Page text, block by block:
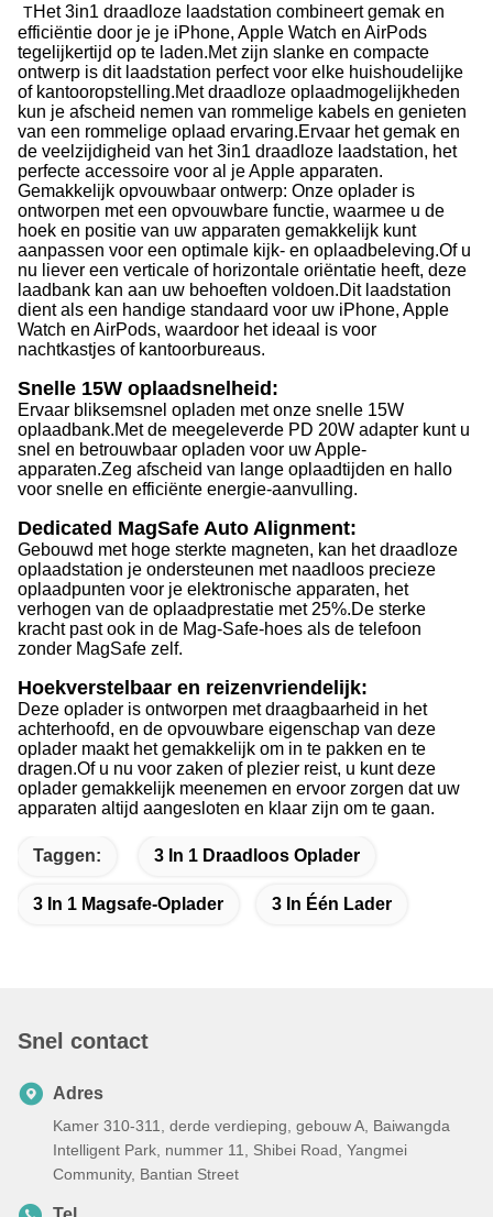
THet 3in1 draadloze laadstation combineert gemak en
efficiëntie door je je iPhone, Apple Watch en AirPods
tegelijkertijd op te laden.Met zijn slanke en compacte
ontwerp is dit laadstation perfect voor elke huishoudelijke
of kantooropstelling.Met draadloze oplaadmogelijkheden
kun je afscheid nemen van rommelige kabels en genieten
van een rommelige oplaad ervaring.Ervaar het gemak en
de veelzijdigheid van het 3in1 draadloze laadstation, het
perfecte accessoire voor al je Apple apparaten.
Gemakkelijk opvouwbaar ontwerp: Onze oplader is
ontworpen met een opvouwbare functie, waarmee u de
hoek en positie van uw apparaten gemakkelijk kunt
aanpassen voor een optimale kijk- en oplaadbeleving.Of u
nu liever een verticale of horizontale oriëntatie heeft, deze
laadbank kan aan uw behoeften voldoen.Dit laadstation
dient als een handige standaard voor uw iPhone, Apple
Watch en AirPods, waardoor het ideaal is voor
nachtkastjes of kantoorbureaus.
Snelle 15W oplaadsnelheid:
Ervaar bliksemsnel opladen met onze snelle 15W
oplaadbank.Met de meegeleverde PD 20W adapter kunt u
snel en betrouwbaar opladen voor uw Apple-
apparaten.Zeg afscheid van lange oplaadtijden en hallo
voor snelle en efficiënte energie-aanvulling.
Dedicated MagSafe Auto Alignment:
Gebouwd met hoge sterkte magneten, kan het draadloze
oplaadstation je ondersteunen met naadloos precieze
oplaadpunten voor je elektronische apparaten, het
verhogen van de oplaadprestatie met 25%.De sterke
kracht past ook in de Mag-Safe-hoes als de telefoon
zonder MagSafe zelf.
Hoekverstelbaar en reizenvriendelijk:
Deze oplader is ontworpen met draagbaarheid in het
achterhoofd, en de opvouwbare eigenschap van deze
oplader maakt het gemakkelijk om in te pakken en te
dragen.Of u nu voor zaken of plezier reist, u kunt deze
oplader gemakkelijk meenemen en ervoor zorgen dat uw
apparaten altijd aangesloten en klaar zijn om te gaan.
Taggen: 3 In 1 Draadloos Oplader
3 In 1 Magsafe-Oplader 3 In Één Lader
Snel contact
Adres
Kamer 310-311, derde verdieping, gebouw A, Baiwangda
Intelligent Park, nummer 11, Shibei Road, Yangmei
Community, Bantian Street